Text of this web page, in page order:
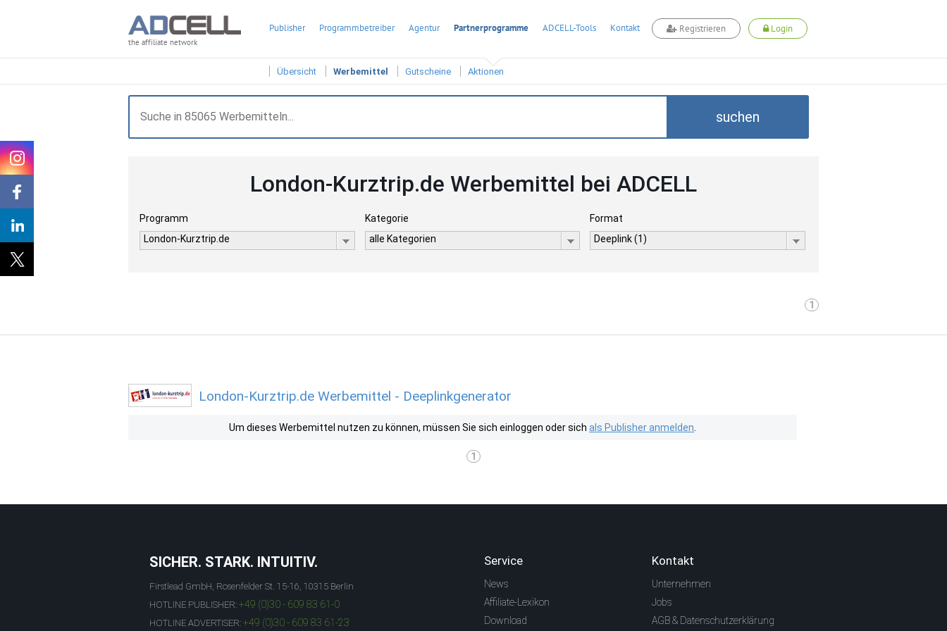
the affiliate network
Publisher Programmbetreiber Agentur Partnerprogramme ADCELL-Tools Kontakt Registrieren Login
Übersicht Werbemittel Gutscheine Aktionen
suchen
London-Kurztrip.de Werbemittel bei ADCELL
Programm
London-Kurztrip.de
Kategorie
alle Kategorien
Format
Deeplink (1)
1
London-Kurztrip.de Werbemittel - Deeplinkgenerator
Um dieses Werbemittel nutzen zu können, müssen Sie sich einloggen oder sich als Publisher anmelden
1
SICHER. STARK. INTUITIV.
Firstlead GmbH, Rosenfelder St. 15-16, 10315 Berlin
HOTLINE PUBLISHER: +49 (0)30 - 609 83 61-0
HOTLINE ADVERTISER: +49 (0)30 - 609 83 61-23
Service
News
Affiliate-Lexikon
Download
Kontakt
Unternehmen
Jobs
AGB & Datenschutzerklärung